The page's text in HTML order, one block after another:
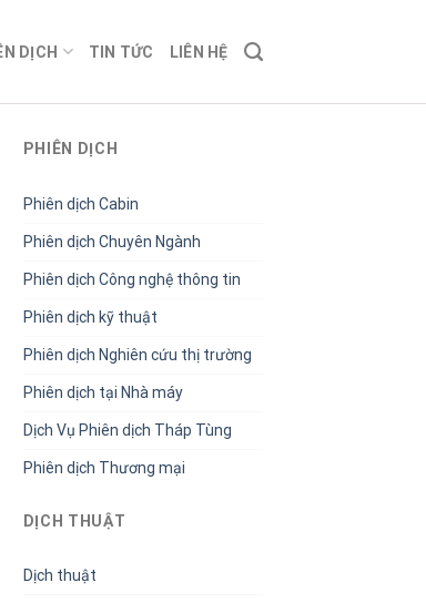
DỊCH TIN TỨC LIÊN HỆ
PHIÊN DỊCH
Phiên dịch Cabin
Phiên dịch Chuyên Ngành
Phiên dịch Công nghệ thông tin
Phiên dịch kỹ thuật
Phiên dịch Nghiên cứu thị trường
Phiên dịch tại Nhà máy
Dịch Vụ Phiên dịch Tháp Tùng
Phiên dịch Thương mại
DỊCH THUẬT
Dịch thuật